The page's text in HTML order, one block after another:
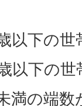
以下の
以下の
満の端